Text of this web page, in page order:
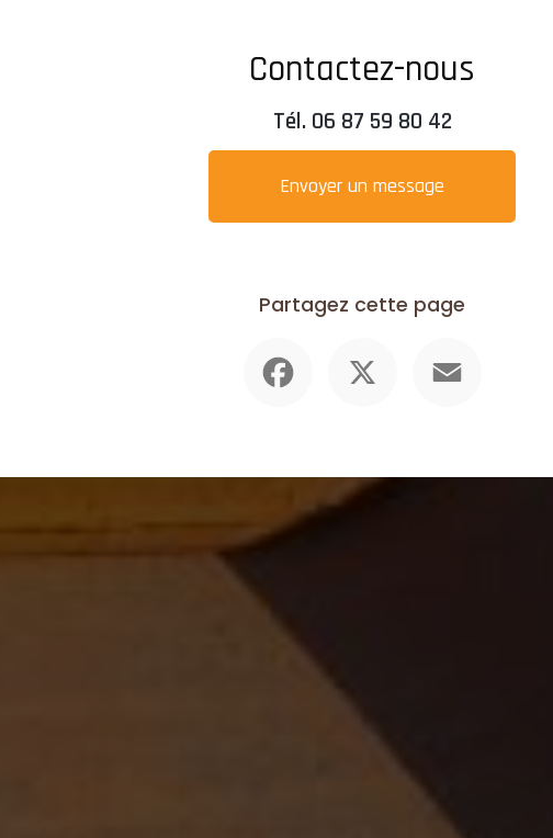
Contactez-nous
Tél. 06 87 59 80 42
Envoyer un message
Partagez cette page